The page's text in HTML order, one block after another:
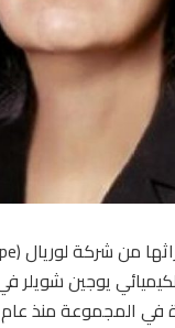
المجموعة منذ عام 1997.